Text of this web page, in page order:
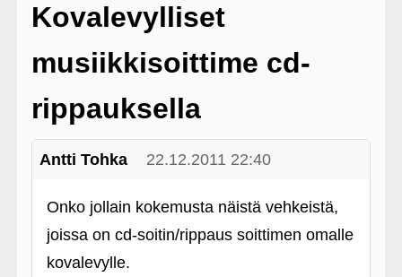
Kovalevylliset
musiikkisoittime cd-
rippauksella
Antti Tohka 22.12.2011 22:40
Onko jollain kokemusta näistä vehkeistä,
joissa on cd-soitin/rippaus soittimen omalle
kovalevylle.